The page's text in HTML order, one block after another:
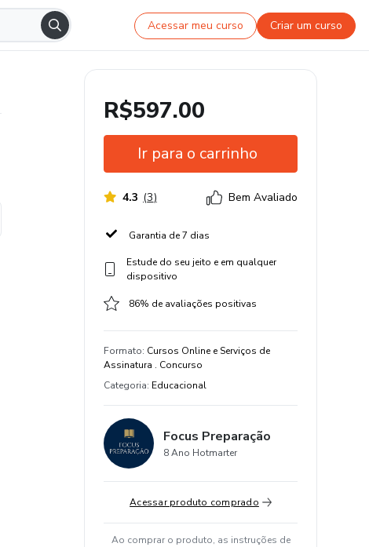
Acessar meu curso Criar um curso
R$597.00
Ir para o carrinho
4.3 (3) Bem Avaliado
Garantia de 7 dias
Estude do seu jeito e em qualquer
dispositivo
86% de avaliações positivas
Formato: Cursos Online e Serviços de
Assinatura . Concurso
Categoria: Educacional
Focus Preparação
8 Ano Hotmarter
Acessar produto comprado
Ao comprar o produto, as instruções de